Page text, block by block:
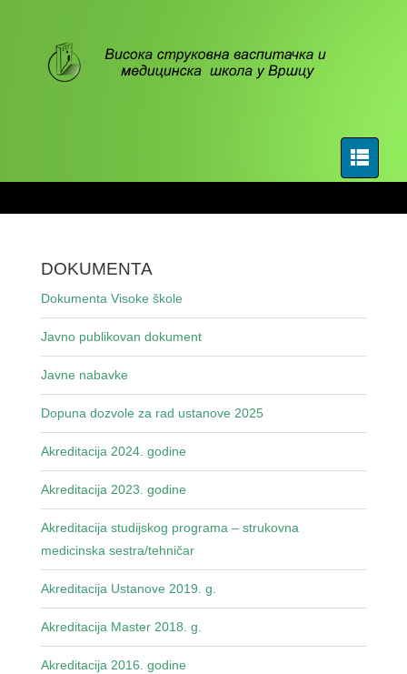
DOKUMENTA
Dokumenta Visoke škole
Javno publikovan dokument
Javne nabavke
Dopuna dozvole za rad ustanove 2025
Akreditacija 2024. godine
Akreditacija 2023. godine
Akreditacija studijskog programa – strukovna
medicinska sestra/tehničar
Akreditacija Ustanove 2019. g.
Akreditacija Master 2018. g.
Akreditacija 2016. godine